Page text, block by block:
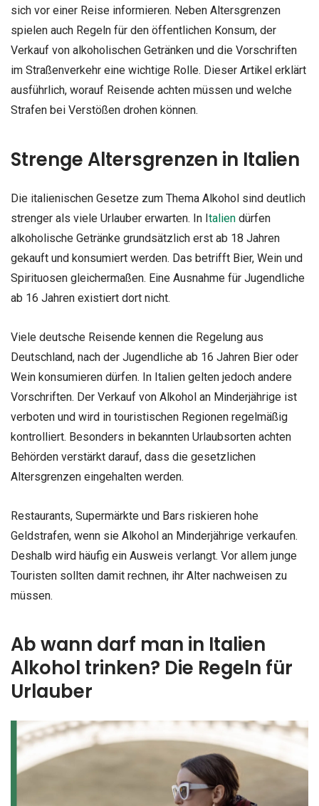
sich vor einer Reise informieren. Neben Altersgrenzen
spielen auch Regeln für den öffentlichen Konsum, der
Verkauf von alkoholischen Getränken und die Vorschriften
im Straßenverkehr eine wichtige Rolle. Dieser Artikel erklärt
ausführlich, worauf Reisende achten müssen und welche
Strafen bei Verstößen drohen können.
Strenge Altersgrenzen in Italien
Die italienischen Gesetze zum Thema Alkohol sind deutlich
strenger als viele Urlauber erwarten. In Italien dürfen
alkoholische Getränke grundsätzlich erst ab 18 Jahren
gekauft und konsumiert werden. Das betrifft Bier, Wein und
Spirituosen gleichermaßen. Eine Ausnahme für Jugendliche
ab 16 Jahren existiert dort nicht.
Viele deutsche Reisende kennen die Regelung aus
Deutschland, nach der Jugendliche ab 16 Jahren Bier oder
Wein konsumieren dürfen. In Italien gelten jedoch andere
Vorschriften. Der Verkauf von Alkohol an Minderjährige ist
verboten und wird in touristischen Regionen regelmäßig
kontrolliert. Besonders in bekannten Urlaubsorten achten
Behörden verstärkt darauf, dass die gesetzlichen
Altersgrenzen eingehalten werden.
Restaurants, Supermärkte und Bars riskieren hohe
Geldstrafen, wenn sie Alkohol an Minderjährige verkaufen.
Deshalb wird häufig ein Ausweis verlangt. Vor allem junge
Touristen sollten damit rechnen, ihr Alter nachweisen zu
müssen.
Ab wann darf man in Italien
Alkohol trinken? Die Regeln für
Urlauber